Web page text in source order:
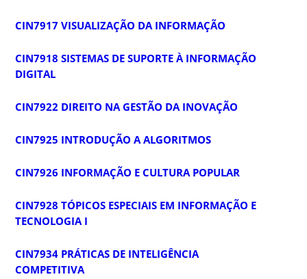
CIN7917 VISUALIZAÇÃO DA INFORMAÇÃO
CIN7918 SISTEMAS DE SUPORTE À INFORMAÇÃO
DIGITAL
CIN7922 DIREITO NA GESTÃO DA INOVAÇÃO
CIN7925 INTRODUÇÃO A ALGORITMOS
CIN7926 INFORMAÇÃO E CULTURA POPULAR
CIN7928 TÓPICOS ESPECIAIS EM INFORMAÇÃO E
TECNOLOGIA I
CIN7934 PRÁTICAS DE INTELIGÊNCIA
COMPETITIVA